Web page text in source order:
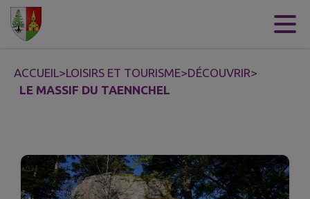
Contenu
ACCUEIL>LOISIRS ET TOURISME>DÉCOUVRIR>
LE MASSIF DU TAENNCHEL